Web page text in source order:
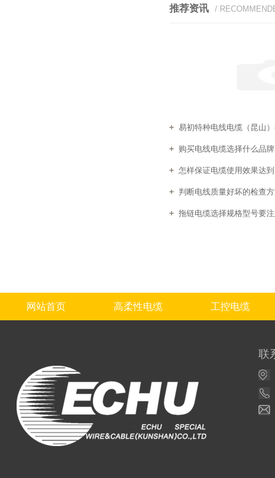
推荐资讯 /
易初特种电线电缆（昆山
购买电线电缆选择什么品
怎样保证电缆使用效果达
判断电线质量好坏的检查
拖链电缆选择规格型号要
网站首页 高柔性电缆 工控电缆
联